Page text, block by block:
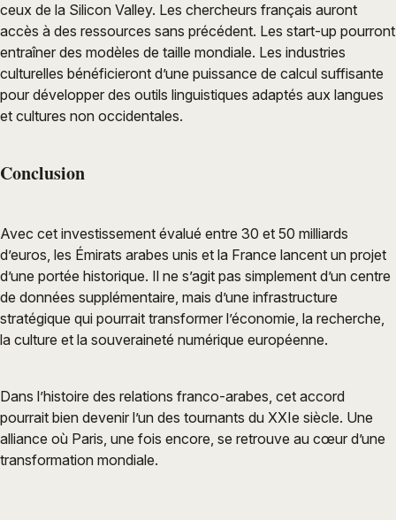
ceux de la Silicon Valley. Les chercheurs français auront
accès à des ressources sans précédent. Les start-up pourront
entraîner des modèles de taille mondiale. Les industries
culturelles bénéficieront d’une puissance de calcul suffisante
pour développer des outils linguistiques adaptés aux langues
et cultures non occidentales.
Conclusion
Avec cet investissement évalué entre 30 et 50 milliards
d’euros, les Émirats arabes unis et la France lancent un projet
d’une portée historique. Il ne s’agit pas simplement d’un centre
de données supplémentaire, mais d’une infrastructure
stratégique qui pourrait transformer l’économie, la recherche,
la culture et la souveraineté numérique européenne.
Dans l’histoire des relations franco-arabes, cet accord
pourrait bien devenir l’un des tournants du XXIe siècle. Une
alliance où Paris, une fois encore, se retrouve au cœur d’une
transformation mondiale.